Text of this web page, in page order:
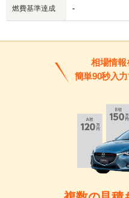
燃費基準達成 -
相場情報
簡単90秒入